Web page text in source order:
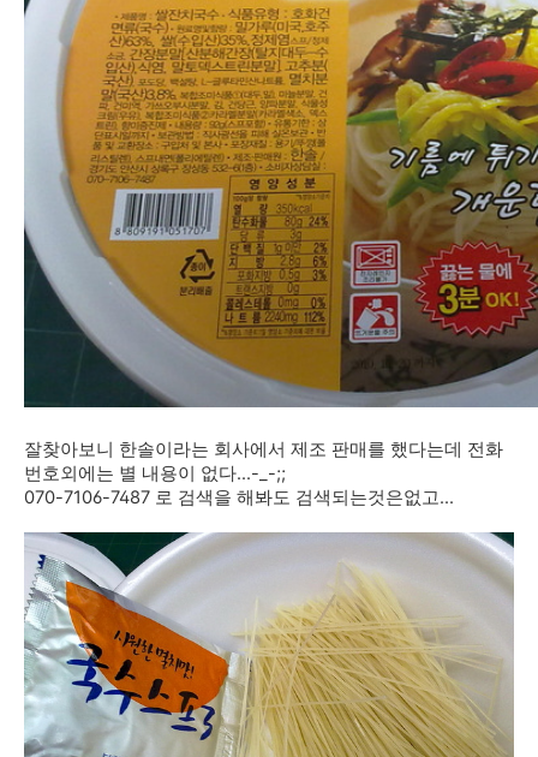
잘찾아보니 한솔이라는 회사에서 제조 판매를 했다는데 전화
번호외에는 별 내용이 없다...-_-;;
070-7106-7487 로 검색을 해봐도 검색되는것은없고...